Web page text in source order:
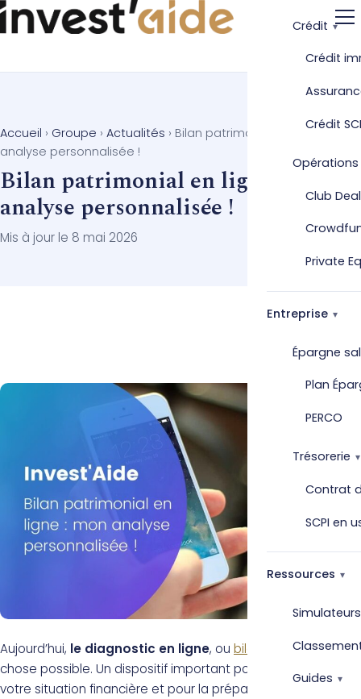
Crédit
Crédit
Crédit
Club Deal
Private
Entreprise
Épargne
Plan
PERCO
Trésorerie
Contrat
SCPI en
Ressources
Simulateurs
Guides
Accueil › Groupe › Actualités › Bilan patrimonial en ligne : mon
analyse personnalisée !
Bilan patrimonial en ligne : mon
analyse personnalisée !
Mis à jour le 8 mai 2026
Aujourd’hui, le diagnostic en ligne, ou bilan patrimonial, est
chose possible. Un dispositif important pour l’analyse de
votre situation financière et pour la préparation des